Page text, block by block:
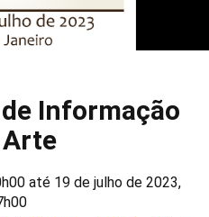
Informação
até 19 de julho de 2023,